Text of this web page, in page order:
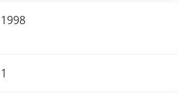
1998
1